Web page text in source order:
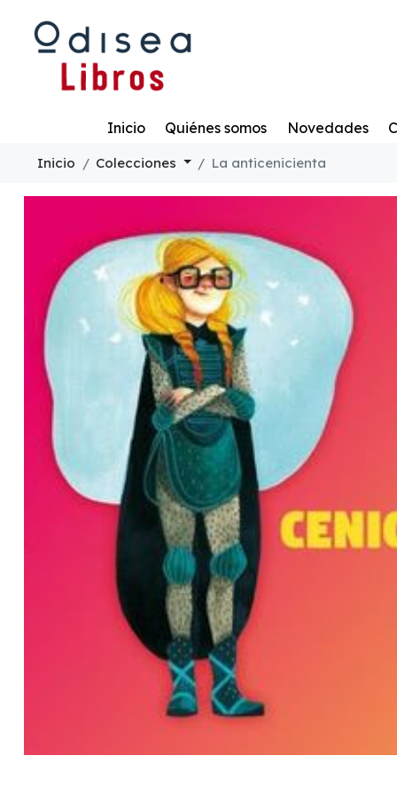
Inicio Quiénes somos Novedades
Inicio Colecciones La anticenicienta